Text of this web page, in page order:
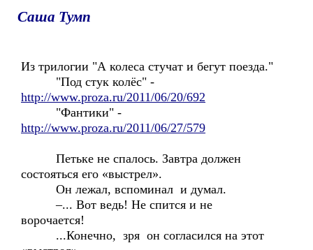
Саша Тумп
Из трилогии "А колеса стучат и бегут поезда."
"Под стук колёс" -
http://www.proza.ru/2011/06/20/692
"Фантики" -
http://www.proza.ru/2011/06/27/579
Петьке не спалось. Завтра должен
состояться его «выстрел».
Он лежал, вспоминал и думал.
–... Вот ведь! Не спится и не
ворочается!
...Конечно, зря он согласился на этот